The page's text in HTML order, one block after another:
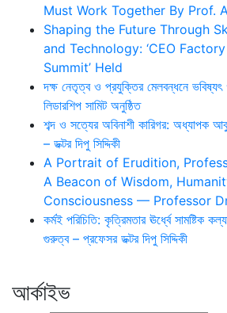
Must Work Together By Prof.
Shaping the Future Through
and Technology: ‘CEO
Summit’ Held
দক্ষ নেতৃত্ব ও প্রযুক্তির মেলবন্ধনে ভবিষ্যৎ
লিডারশিপ সামিট অনুষ্ঠিত
শব্দ ও সত্যের অবিনাশী কারিগর: অধ্যাপক
– ডক্টর দিপু সিদ্দিকী
A Portrait of Erudition,
A Beacon of Wisdom,
Consciousness — Professor
কর্মই পরিচিতি: কৃত্রিমতার ঊর্ধ্বে সামষ্টিক
গুরুত্ব – প্রফেসর ডক্টর দিপু সিদ্দিকী
আর্কাইভ